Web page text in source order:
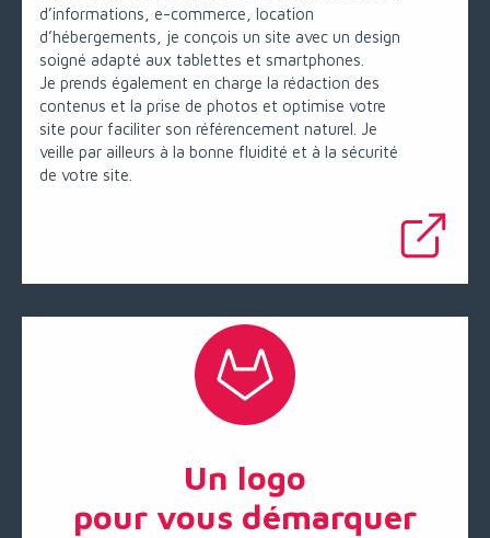
d’informations, e-commerce, location
d’hébergements, je conçois un site avec un design
soigné adapté aux tablettes et smartphones.
Je prends également en charge la rédaction des
contenus et la prise de photos et optimise votre
site pour faciliter son référencement naturel. Je
veille par ailleurs à la bonne fluidité et à la sécurité
de votre site.
Un logo
pour vous démarquer